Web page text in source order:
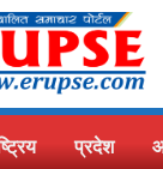
प्रदेश